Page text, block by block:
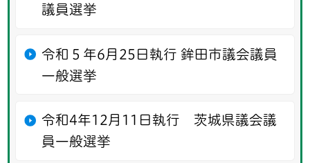
議員選挙
令和５年6月25日執行 鉾田市議会議員
一般選挙
令和4年12月11日執行 茨城県議会議
員一般選挙